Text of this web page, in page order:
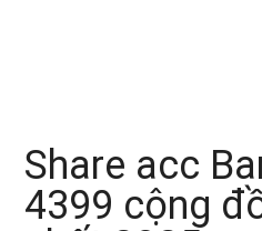
Share acc
4399 cộng